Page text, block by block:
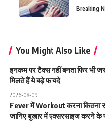
Breaking
You Might Also Like
इनकम पर टैक्स नहीं बनता फिर भी
मिलते हैं ये बड़े फायदे
2026-08-09
Fever में Workout करना कितना
जानिए बुखार में एक्सरसाइज करने